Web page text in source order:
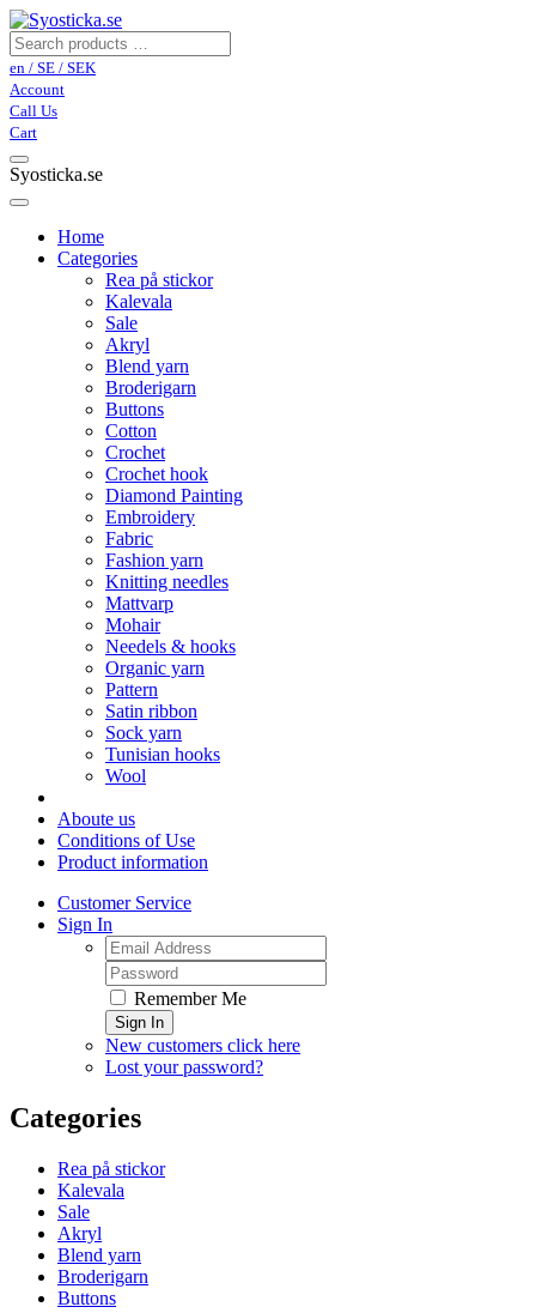
en / SE / SEK
Account
Call Us
Cart
Syosticka.se
Home
Categories
Rea på stickor
Kalevala
Sale
Akryl
Blend yarn
Broderigarn
Buttons
Cotton
Crochet
Crochet hook
Diamond Painting
Embroidery
Fabric
Fashion yarn
Knitting needles
Mattvarp
Mohair
Needels & hooks
Organic yarn
Pattern
Satin ribbon
Sock yarn
Tunisian hooks
Wool
Aboute us
Conditions of Use
Product information
Customer Service
Sign In
Remember Me
Sign In
New customers click here
Lost your password?
Categories
Rea på stickor
Kalevala
Sale
Akryl
Blend yarn
Broderigarn
Buttons